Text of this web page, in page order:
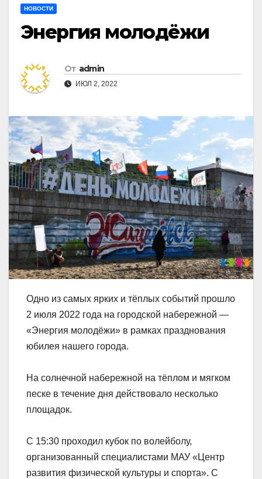
НОВОСТИ
Энергия молодёжи
От admin
ИЮЛ 2, 2022
Одно из самых ярких и тёплых событий прошло
2 июля 2022 года на городской набережной —
«Энергия молодёжи» в рамках празднования
юбилея нашего города.
На солнечной набережной на тёплом и мягком
песке в течение дня действовало несколько
площадок.
С 15:30 проходил кубок по волейболу,
организованный специалистами МАУ «Центр
развития физической культуры и спорта». С